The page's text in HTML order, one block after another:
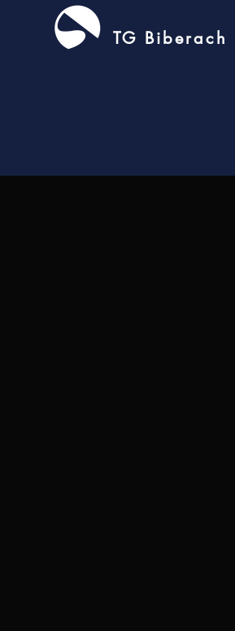
TG Biberach